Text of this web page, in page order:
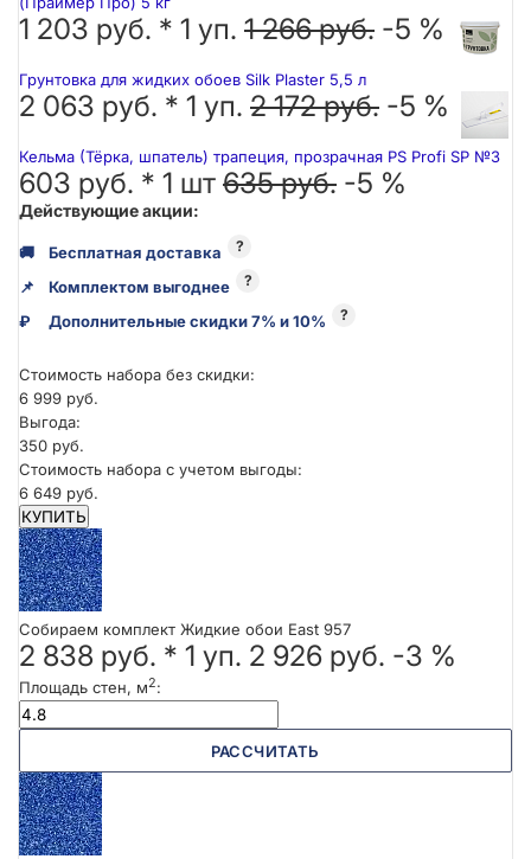
1 203 руб. * 1 уп. 1 266 руб. -5 %
Грунтовка для жидких обоев Silk Plaster 5,5 л
2 063 руб. * 1 уп. 2 172 руб. -5 %
Кельма (Тёрка, шпатель) трапеция, прозрачная PS Profi SP №3
603 руб. * 1 шт 635 руб. -5 %
Действующие акции:
🚚 Бесплатная доставка ?
📌 Комплектом выгоднее ?
₽ Дополнительные скидки 7% и 10% ?
Стоимость набора без скидки:
6 999 руб.
Выгода:
350 руб.
Стоимость набора с учетом выгоды:
6 649 руб.
КУПИТЬ
Собираем комплект Жидкие обои East 957
2 838 руб. * 1 уп. 2 926 руб. -3 %
Площадь стен, м2:
РАССЧИТАТЬ